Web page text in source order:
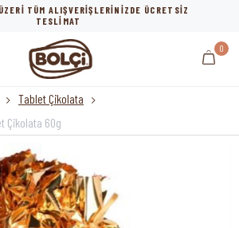
TÜM ALIŞVERİŞLERİNİZDE ÜCRETSİZ
TESLİMAT
0
Tablet Çikolata
Çikolata 60g